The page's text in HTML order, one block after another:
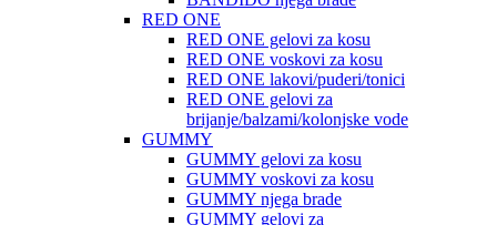
RED ONE
RED ONE gelovi za kosu
RED ONE voskovi za kosu
RED ONE lakovi/puderi/tonici
RED ONE gelovi za
brijanje/balzami/kolonjske vode
GUMMY
GUMMY gelovi za kosu
GUMMY voskovi za kosu
GUMMY njega brade
GUMMY gelovi za